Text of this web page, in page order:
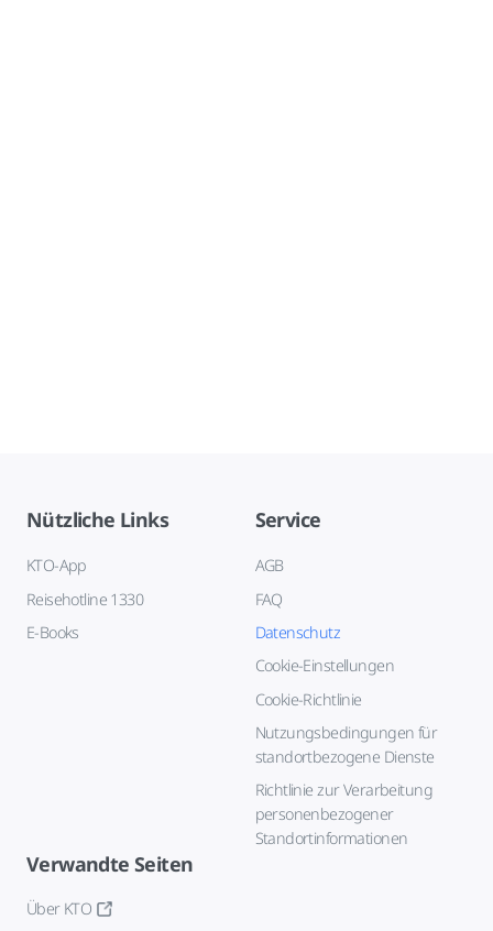
Nützliche Links
KTO-App
Reisehotline 1330
E-Books
Service
AGB
FAQ
Datenschutz
Cookie-Einstellungen
Cookie-Richtlinie
Nutzungsbedingungen für
standortbezogene Dienste
Richtlinie zur Verarbeitung
personenbezogener
Standortinformationen
Verwandte Seiten
Über KTO